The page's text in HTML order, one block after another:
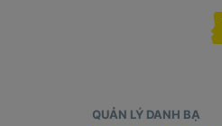
QUẢN LÝ DANH BẠ